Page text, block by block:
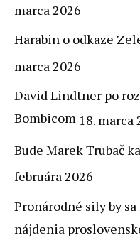
marca 2026
Harabin o odkaze
marca 2026
David Lindtner po
Bombicom 18. marca
Bude Marek Trubač
februára 2026
Pronárodné sily by
nájdenia